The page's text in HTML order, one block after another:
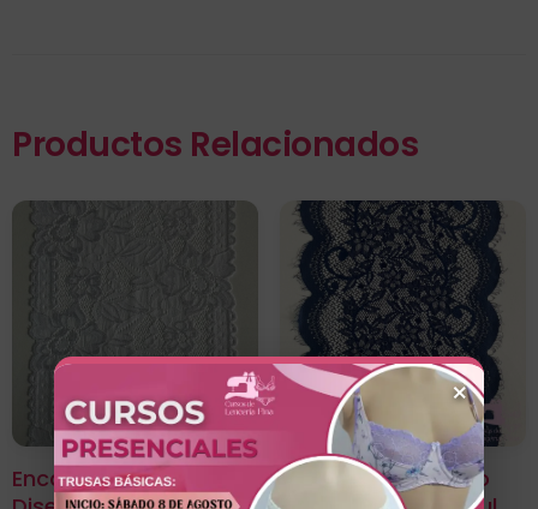
Productos Relacionados
Encaje Color Entero
Encaje Color Entero
×